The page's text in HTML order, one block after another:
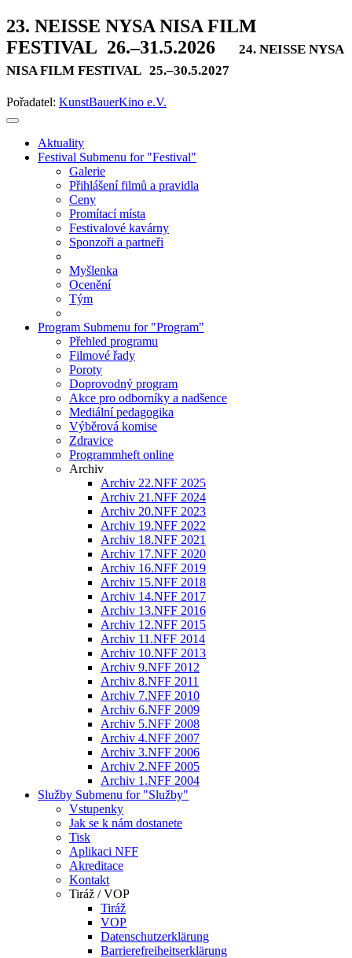
23. NEISSE NYSA NISA FILM
FESTIVAL 26.–31.5.2026
24. NEISSE NYSA
NISA FILM FESTIVAL 25.–30.5.2027
Pořadatel: KunstBauerKino e.V.
Aktuality
Festival Submenu for "Festival"
Galerie
Přihlášení filmů a pravidla
Ceny
Promítací místa
Festivalové kavárny
Sponzoři a partneři
Myšlenka
Ocenění
Tým
Program Submenu for "Program"
Přehled programu
Filmové řady
Poroty
Doprovodný program
Akce pro odborníky a nadšence
Mediální pedagogika
Výběrová komise
Zdravice
Programmheft online
Archiv
Archiv 22.NFF 2025
Archiv 21.NFF 2024
Archiv 20.NFF 2023
Archiv 19.NFF 2022
Archiv 18.NFF 2021
Archiv 17.NFF 2020
Archiv 16.NFF 2019
Archiv 15.NFF 2018
Archiv 14.NFF 2017
Archiv 13.NFF 2016
Archiv 12.NFF 2015
Archiv 11.NFF 2014
Archiv 10.NFF 2013
Archiv 9.NFF 2012
Archiv 8.NFF 2011
Archiv 7.NFF 2010
Archiv 6.NFF 2009
Archiv 5.NFF 2008
Archiv 4.NFF 2007
Archiv 3.NFF 2006
Archiv 2.NFF 2005
Archiv 1.NFF 2004
Služby Submenu for "Služby"
Vstupenky
Jak se k nám dostanete
Tisk
Aplikaci NFF
Akreditace
Kontakt
Tiráž / VOP
Tiráž
VOP
Datenschutzerklärung
Barrierefreiheitserklärung